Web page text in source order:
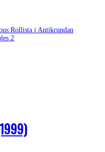
Rollista i Antikrundan
2